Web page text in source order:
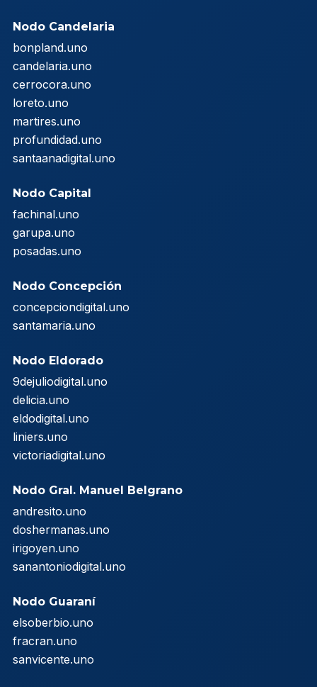
Nodo Candelaria
bonpland.uno
candelaria.uno
cerrocora.uno
loreto.uno
martires.uno
profundidad.uno
santaanadigital.uno
Nodo Capital
fachinal.uno
garupa.uno
posadas.uno
Nodo Concepción
concepciondigital.uno
santamaria.uno
Nodo Eldorado
9dejuliodigital.uno
delicia.uno
eldodigital.uno
liniers.uno
victoriadigital.uno
Nodo Gral. Manuel Belgrano
andresito.uno
doshermanas.uno
irigoyen.uno
sanantoniodigital.uno
Nodo Guaraní
elsoberbio.uno
fracran.uno
sanvicente.uno